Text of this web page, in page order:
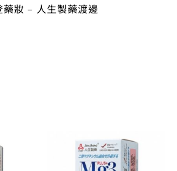
藥妝 – 人生製藥渡邊
始
價
原
始
價
目
前
價